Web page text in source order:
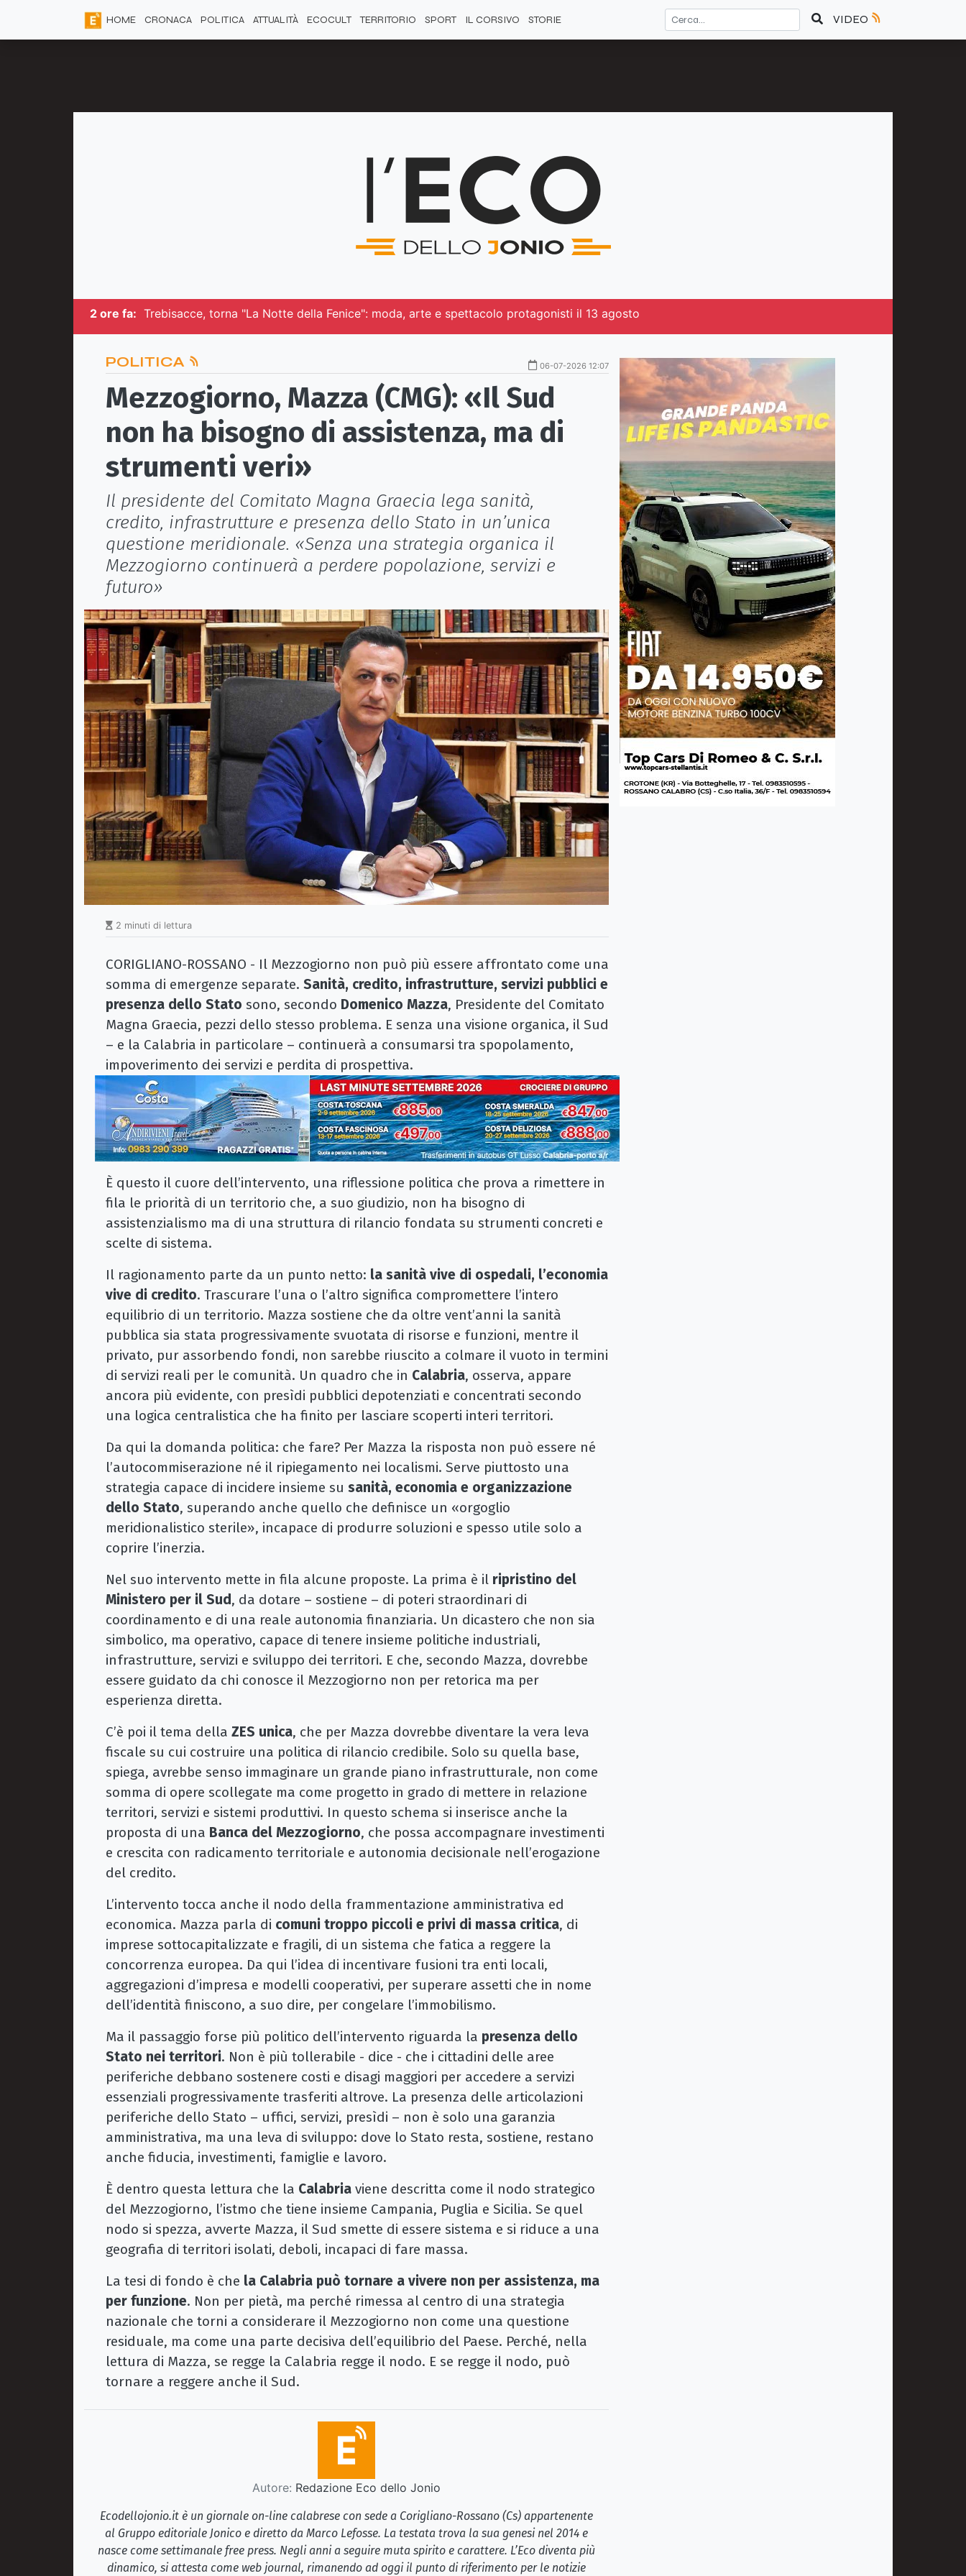
HOME CRONACA POLITICA ATTUALITÀ ECOCULT TERRITORIO SPORT IL CORSIVO STORIE VIDEO
2 ore fa: Trebisacce, torna "La Notte della Fenice": moda, arte e spettacolo protagonisti il 13 agosto
POLITICA 06-07-2026 12:07
Mezzogiorno, Mazza (CMG): «Il Sud
non ha bisogno di assistenza, ma di
strumenti veri»
Il presidente del Comitato Magna Graecia lega sanità,
credito, infrastrutture e presenza dello Stato in un’unica
questione meridionale. «Senza una strategia organica il
Mezzogiorno continuerà a perdere popolazione, servizi e
futuro»
2 minuti di lettura
CORIGLIANO-ROSSANO - Il Mezzogiorno non può più essere affrontato come una
somma di emergenze separate. Sanità, credito, infrastrutture, servizi pubblici e
presenza dello Stato sono, secondo Domenico Mazza, Presidente del Comitato
Magna Graecia, pezzi dello stesso problema. E senza una visione organica, il Sud
– e la Calabria in particolare – continuerà a consumarsi tra spopolamento,
impoverimento dei servizi e perdita di prospettiva.
È questo il cuore dell’intervento, una riflessione politica che prova a rimettere in
fila le priorità di un territorio che, a suo giudizio, non ha bisogno di
assistenzialismo ma di una struttura di rilancio fondata su strumenti concreti e
scelte di sistema.
Il ragionamento parte da un punto netto: la sanità vive di ospedali, l’economia
vive di credito. Trascurare l’una o l’altro significa compromettere l’intero
equilibrio di un territorio. Mazza sostiene che da oltre vent’anni la sanità
pubblica sia stata progressivamente svuotata di risorse e funzioni, mentre il
privato, pur assorbendo fondi, non sarebbe riuscito a colmare il vuoto in termini
di servizi reali per le comunità. Un quadro che in Calabria, osserva, appare
ancora più evidente, con presìdi pubblici depotenziati e concentrati secondo
una logica centralistica che ha finito per lasciare scoperti interi territori.
Da qui la domanda politica: che fare? Per Mazza la risposta non può essere né
l’autocommiserazione né il ripiegamento nei localismi. Serve piuttosto una
strategia capace di incidere insieme su sanità, economia e organizzazione
dello Stato, superando anche quello che definisce un «orgoglio
meridionalistico sterile», incapace di produrre soluzioni e spesso utile solo a
coprire l’inerzia.
Nel suo intervento mette in fila alcune proposte. La prima è il ripristino del
Ministero per il Sud, da dotare – sostiene – di poteri straordinari di
coordinamento e di una reale autonomia finanziaria. Un dicastero che non sia
simbolico, ma operativo, capace di tenere insieme politiche industriali,
infrastrutture, servizi e sviluppo dei territori. E che, secondo Mazza, dovrebbe
essere guidato da chi conosce il Mezzogiorno non per retorica ma per
esperienza diretta.
C’è poi il tema della ZES unica, che per Mazza dovrebbe diventare la vera leva
fiscale su cui costruire una politica di rilancio credibile. Solo su quella base,
spiega, avrebbe senso immaginare un grande piano infrastrutturale, non come
somma di opere scollegate ma come progetto in grado di mettere in relazione
territori, servizi e sistemi produttivi. In questo schema si inserisce anche la
proposta di una Banca del Mezzogiorno, che possa accompagnare investimenti
e crescita con radicamento territoriale e autonomia decisionale nell’erogazione
del credito.
L’intervento tocca anche il nodo della frammentazione amministrativa ed
economica. Mazza parla di comuni troppo piccoli e privi di massa critica, di
imprese sottocapitalizzate e fragili, di un sistema che fatica a reggere la
concorrenza europea. Da qui l’idea di incentivare fusioni tra enti locali,
aggregazioni d’impresa e modelli cooperativi, per superare assetti che in nome
dell’identità finiscono, a suo dire, per congelare l’immobilismo.
Ma il passaggio forse più politico dell’intervento riguarda la presenza dello
Stato nei territori. Non è più tollerabile - dice - che i cittadini delle aree
periferiche debbano sostenere costi e disagi maggiori per accedere a servizi
essenziali progressivamente trasferiti altrove. La presenza delle articolazioni
periferiche dello Stato – uffici, servizi, presìdi – non è solo una garanzia
amministrativa, ma una leva di sviluppo: dove lo Stato resta, sostiene, restano
anche fiducia, investimenti, famiglie e lavoro.
È dentro questa lettura che la Calabria viene descritta come il nodo strategico
del Mezzogiorno, l’istmo che tiene insieme Campania, Puglia e Sicilia. Se quel
nodo si spezza, avverte Mazza, il Sud smette di essere sistema e si riduce a una
geografia di territori isolati, deboli, incapaci di fare massa.
La tesi di fondo è che la Calabria può tornare a vivere non per assistenza, ma
per funzione. Non per pietà, ma perché rimessa al centro di una strategia
nazionale che torni a considerare il Mezzogiorno non come una questione
residuale, ma come una parte decisiva dell’equilibrio del Paese. Perché, nella
lettura di Mazza, se regge la Calabria regge il nodo. E se regge il nodo, può
tornare a reggere anche il Sud.
Autore: Redazione Eco dello Jonio
Ecodellojonio.it è un giornale on-line calabrese con sede a Corigliano-Rossano (Cs) appartenente
al Gruppo editoriale Jonico e diretto da Marco Lefosse. La testata trova la sua genesi nel 2014 e
nasce come settimanale free press. Negli anni a seguire muta spirito e carattere. L’Eco diventa più
dinamico, si attesta come web journal, rimanendo ad oggi il punto di riferimento per le notizie